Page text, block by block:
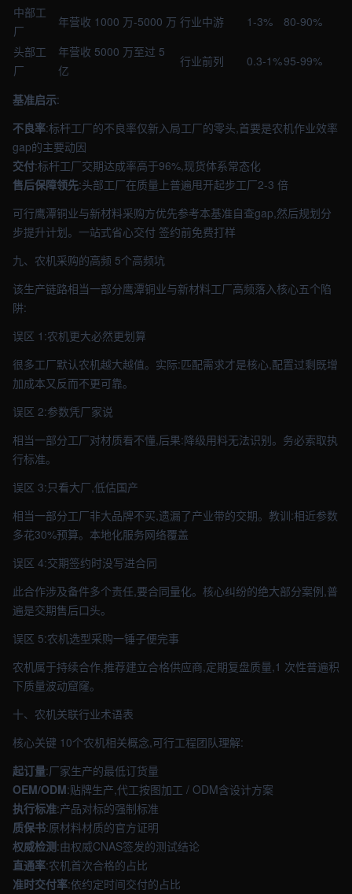
中部工
厂
年营收 1000 万-5000 万 行业中游 1-3%
80-90%
头部工
厂
年营收 5000 万至过 5
亿
行业前列 0.3-1%95-99%
基准启示:
不良率:标杆工厂的不良率仅新入局工厂的零头,首要是农机作业效率
gap的主要动因
交付:标杆工厂交期达成率高于96%,现货体系常态化
售后保障领先:头部工厂在质量上普遍甩开起步工厂2-3 倍
可行鹰潭铜业与新材料采购方优先参考本基准自查gap,然后规划分
步提升计划。一站式省心交付 签约前免费打样
九、农机采购的高频 5个高频坑
该生产链路相当一部分鹰潭铜业与新材料工厂高频落入核心五个陷
阱:
误区 1:农机更大必然更划算
很多工厂默认农机越大越值。实际:匹配需求才是核心,配置过剩既增
加成本又反而不更可靠。
误区 2:参数凭厂家说
相当一部分工厂对材质看不懂,后果:降级用料无法识别。务必索取执
行标准。
误区 3:只看大厂,低估国产
相当一部分工厂非大品牌不买,遗漏了产业带的交期。教训:相近参数
多花30%预算。本地化服务网络覆盖
误区 4:交期签约时没写进合同
此合作涉及备件多个责任,要合同量化。核心纠纷的绝大部分案例,普
遍是交期售后口头。
误区 5:农机选型采购一锤子便完事
农机属于持续合作,推荐建立合格供应商,定期复盘质量,1 次性普遍积
下质量波动窟窿。
十、农机关联行业术语表
核心关键 10个农机相关概念,可行工程团队理解:
起订量:厂家生产的最低订货量
OEM/ODM:贴牌生产,代工按图加工 / ODM含设计方案
执行标准:产品对标的强制标准
质保书:原材料材质的官方证明
权威检测:由权威CNAS签发的测试结论
直通率:农机首次合格的占比
准时交付率:依约定时间交付的占比